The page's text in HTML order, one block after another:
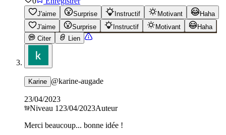
J'aime Surprise Instructif Motivant
Haha
J'aime
Surprise Instructif Motivant
Haha
Citer
Lien
Karine @karine-augade
23/04/2023
Niveau 1 23/04/2023Auteur
Merci beaucoup... bonne idée !